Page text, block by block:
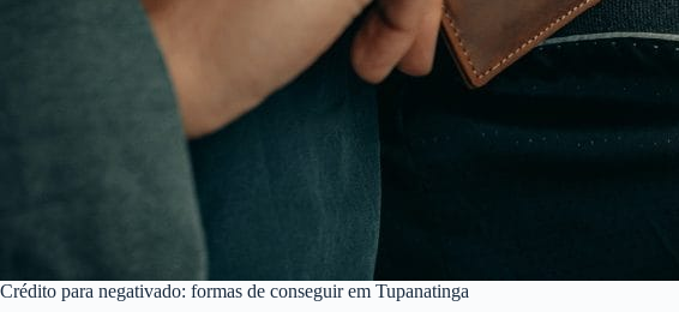
Crédito para negativado: formas de conseguir em Tupanatinga